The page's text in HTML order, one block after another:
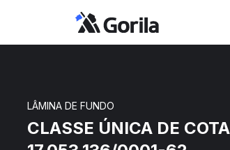
LÂMINA DE FUNDO
CLASSE ÚNICA DE